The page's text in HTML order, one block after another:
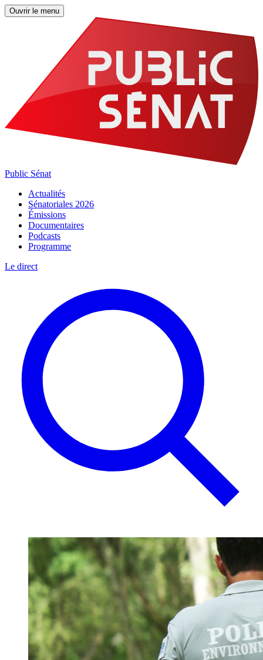
Ouvrir le menu
Public Sénat
Actualités
Sénatoriales 2026
Émissions
Documentaires
Podcasts
Programme
Le direct